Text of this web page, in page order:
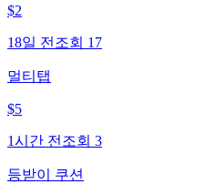
$2
18일 전 조회 17
멀티탭
$5
1시간 전 조회 3
등받이 쿠션